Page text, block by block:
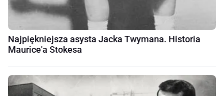
Najpiękniejsza asysta Jacka Twymana. Historia
Maurice'a Stokesa